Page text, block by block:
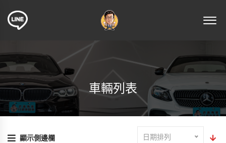
車輛列表
顯示側邊欄 日期排列